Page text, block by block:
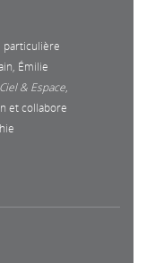
particulière
Émilie
Ciel & Espace
et collabore